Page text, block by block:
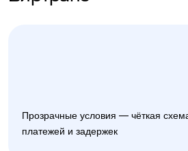
Прозрачные условия — чёткая
платежей и задержек